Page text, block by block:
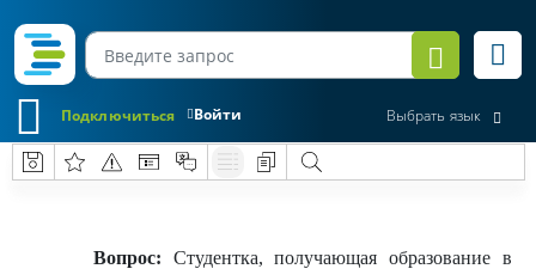
Войти
Подключиться Выбрать язык
Вопрос: Студентка, получающая образование в